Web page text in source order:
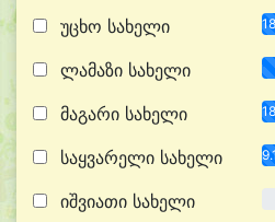
უცხო სახელი
ლამაზი სახელი
მაგარი სახელი
საყვარელი სახელი
იშვიათი სახელი